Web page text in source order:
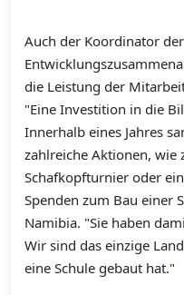
Auch der Koordinator
die Leistung der
"Eine Investition in die
Innerhalb eines Jahres
zahlreiche Aktionen, wie
Schafkopfturnier oder
Spenden zum Bau einer
Namibia. "Sie haben
Wir sind das einzige
eine Schule gebaut hat."